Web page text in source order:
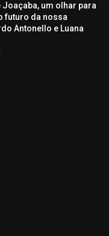
Joaçaba, um olhar para
futuro da nossa
Antonello e Luana